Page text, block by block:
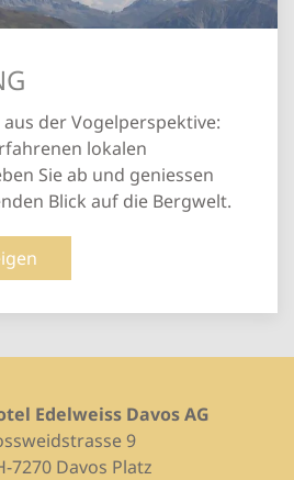
aus der Vogelperspektive:
lokalen
Sie ab und geniessen
Blick auf die Bergwelt.
Edelweiss Davos AG
9
7270 Davos Platz